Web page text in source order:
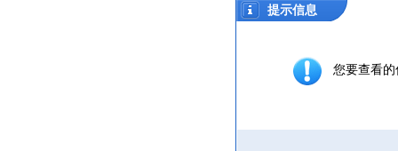
提示信息
您要查看